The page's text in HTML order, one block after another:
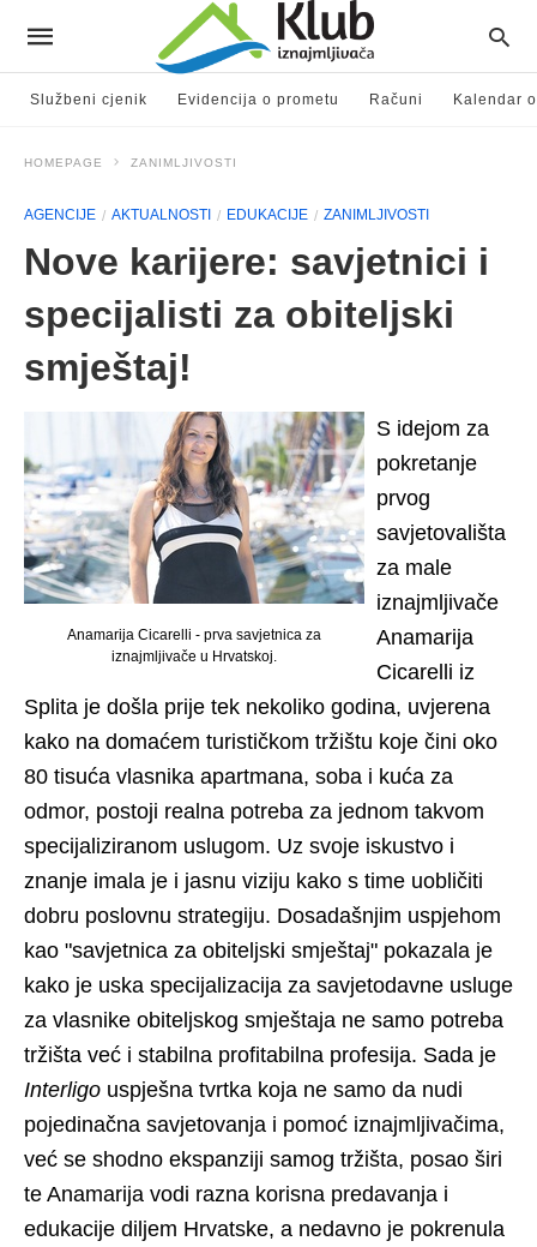
Službeni cjenik Evidencija o prometu Računi Kalendar
HOMEPAGE ZANIMLJIVOSTI
AGENCIJE AKTUALNOSTI EDUKACIJE ZANIMLJIVOSTI
Nove karijere: savjetnici i
specijalisti za obiteljski
smještaj!
Anamarija Cicarelli - prva savjetnica za
iznajmljivače u Hrvatskoj.
S idejom za
pokretanje
prvog
savjetovališta
za male
iznajmljivače
Anamarija
Cicarelli iz
Splita je došla prije tek nekoliko godina, uvjerena
kako na domaćem turističkom tržištu koje čini oko
80 tisuća vlasnika apartmana, soba i kuća za
odmor, postoji realna potreba za jednom takvom
specijaliziranom uslugom. Uz svoje iskustvo i
znanje imala je i jasnu viziju kako s time uobličiti
dobru poslovnu strategiju. Dosadašnjim uspjehom
kao "savjetnica za obiteljski smještaj" pokazala je
kako je uska specijalizacija za savjetodavne usluge
za vlasnike obiteljskog smještaja ne samo potreba
tržišta već i stabilna profitabilna profesija. Sada je
Interligo uspješna tvrtka koja ne samo da nudi
pojedinačna savjetovanja i pomoć iznajmljivačima,
već se shodno ekspanziji samog tržišta, posao širi
te Anamarija vodi razna korisna predavanja i
edukacije diljem Hrvatske, a nedavno je pokrenula